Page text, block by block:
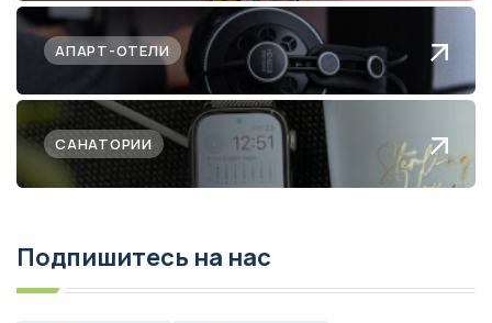
АПАРТ-ОТЕЛИ
САНАТОРИИ
Подпишитесь на нас